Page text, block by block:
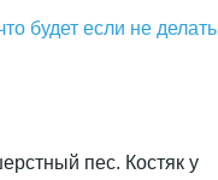
будет если не делать
пес. Костяк у